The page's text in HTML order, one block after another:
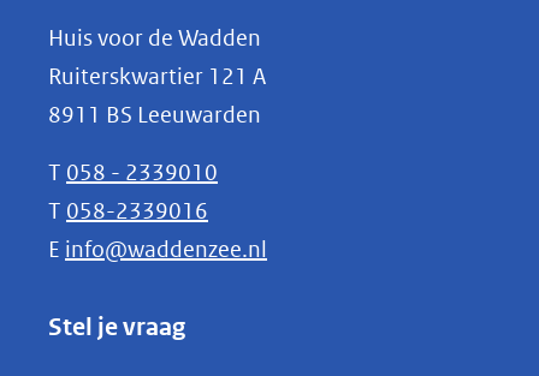
(verwijst
naar
een
andere
website)
Huis voor de Wadden
Ruiterskwartier 121 A
8911 BS Leeuwarden
T 058 - 2339010
T 058-2339016
E info@waddenzee.nl
Stel je vraag